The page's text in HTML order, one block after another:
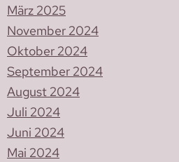
März 2025
November 2024
Oktober 2024
September 2024
August 2024
Juli 2024
Juni 2024
Mai 2024